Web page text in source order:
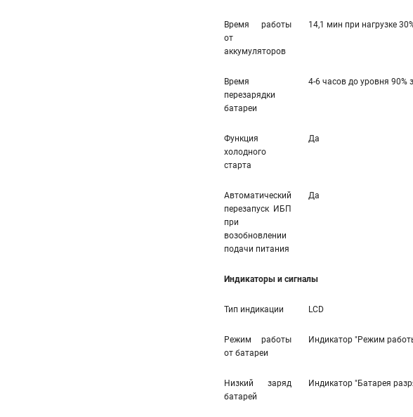
Время работы
от
аккумуляторов
14,1 мин при нагрузке
Время
перезарядки
батареи
4-6 часов до уровня 90%
Функция
холодного
старта
Да
Автоматический
перезапуск ИБП
при
возобновлении
подачи питания
Да
Индикаторы и сигналы
Тип индикации LCD
Режим работы
от батареи
Индикатор "Режим
Низкий заряд
батарей
Индикатор "Батарея